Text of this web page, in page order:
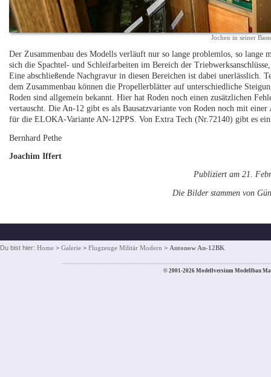
Jochen in seiner
Der Zusammenbau des Modells verläuft nur so lange problemlos, so lange
sich die Spachtel- und Schleifarbeiten im Bereich der
Eine abschließende Nachgravur in diesen Bereichen ist dabei unerlässlich.
dem Zusammenbau können die Propellerblätter auf unterschiedliche
Roden sind allgemein bekannt. Hier hat Roden noch einen zusätzlichen
vertauscht. Die An-12 gibt es als Bausatzvariante von Roden noch mit
für die ELOKA-Variante AN-12PPS. Von Extra Tech (Nr.72140) gibt es
Bernhard Pethe
Joachim Iffert
Publiziert am 21.
Die Bilder stammen von
Du bist hier: Home > Galerie > Flugzeuge Militär Modern > Antonow An-12BK
© 2001-2026 Modellversium Modellbau